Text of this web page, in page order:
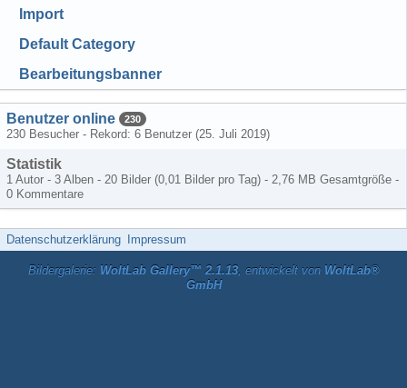
Import
Default Category
Bearbeitungsbanner
Benutzer online 230
230 Besucher - Rekord: 6 Benutzer (25. Juli 2019)
Statistik
1 Autor - 3 Alben - 20 Bilder (0,01 Bilder pro Tag) - 2,76 MB Gesamtgröße -
0 Kommentare
Datenschutzerklärung Impressum
Bildergalerie: WoltLab Gallery™ 2.1.13, entwickelt von WoltLab®
GmbH